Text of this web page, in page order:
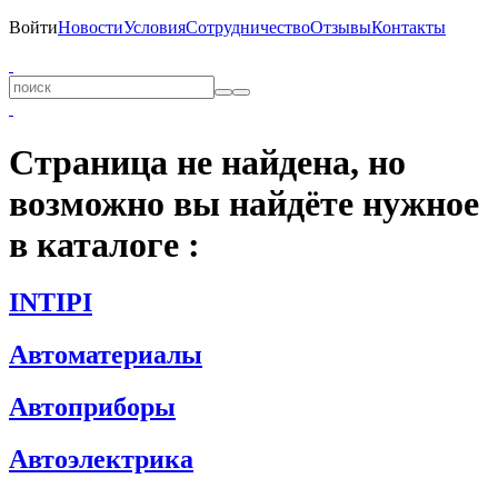
ВойтиНовостиУсловияСотрудничествоОтзывыКонтакты
Страница не найдена, но
возможно вы найдёте нужное
в каталоге :
INTIPI
Автоматериалы
Автоприборы
Автоэлектрика